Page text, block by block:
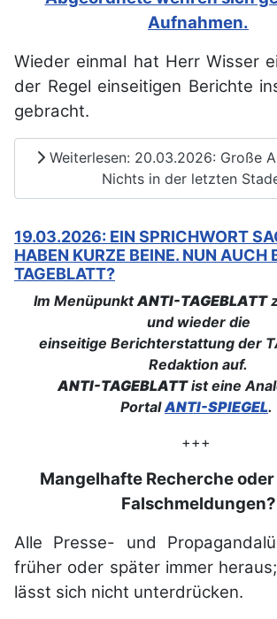
Aufnahmen.
Wieder einmal hat Herr Wisser
der Regel einseitigen Berichte
gebracht.
Weiterlesen: 20.03.2026: Große
Nichts in der letzten
19.03.2026: EIN SPRICHWORT
HABEN KURZE BEINE. NUN AUCH
TAGEBLATT?
Im MenüpunktANTI-TAGEBLATT
und wieder die
einseitige Berichterstattung der
Redaktion auf.
ANTI-TAGEBLATTist eine
PortalANTI-SPIEGEL.
+++
Mangelhafte Recherche
Falschmeldungen?
Alle Presse- und
früher oder später immer
lässt sich nicht unterdrücken.